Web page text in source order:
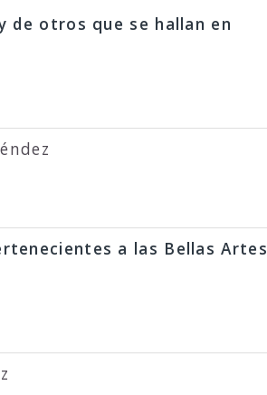
de otros que se hallan en
a las Bellas Artes